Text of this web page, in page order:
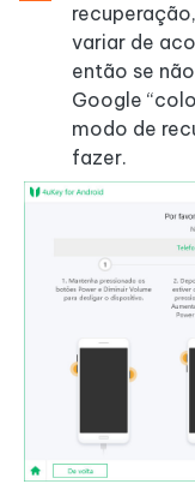
variar de
então se
Google
modo de
fazer.